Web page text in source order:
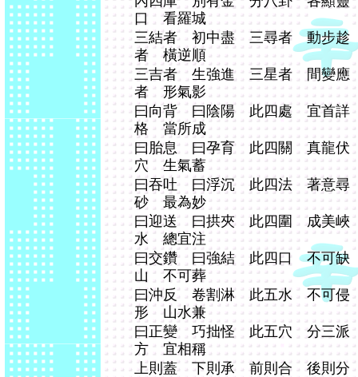
口 看羅城
三結者 初中盡 三尋者 動步
者 橫逆順
三吉者 生強進 三星者 間變
者 形氣影
曰向背 曰陰陽 此四處 宜首
格 當所成
曰胎息 曰孕育 此四關 真龍
穴 生氣蓄
曰吞吐 曰浮沉 此四法 著意
砂 最為妙
曰迎送 曰拱夾 此四圍 成美
水 總宜注
曰交鑽 曰強結 此四口 不可
山 不可葬
曰沖反 卷割淋 此五水 不可
形 山水兼
曰正變 巧拙怪 此五穴 分三
方 宜相稱
上則蓋 下則承 前則合 後則